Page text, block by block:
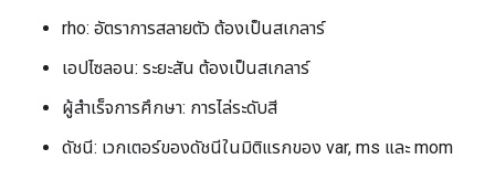
rho: อัตราการสลายตัว ต้องเป็นสเกลาร์
เอปไซลอน: ระยะสัน ต้องเป็นสเกลาร์
ผู้สำเร็จการศึกษา: การไล่ระดับสี
ดัชนี: เวกเตอร์ของดัชนีในมิติแรกของ var, ms และ mom